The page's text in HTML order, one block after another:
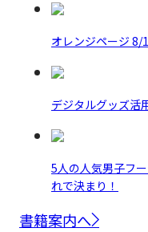
オレンジページ 8/
デジタルグッズ
5人の人気男子フ
れで決まり！
書籍案内へ